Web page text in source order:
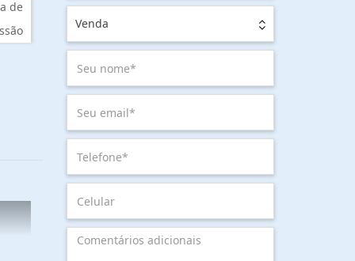
de
Venda